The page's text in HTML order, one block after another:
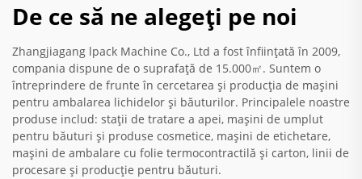
De ce să ne alegeți pe noi
Zhangjiagang lpack Machine Co., Ltd a fost înființată în 2009,
compania dispune de o suprafață de 15.000㎡. Suntem o
întreprindere de frunte în cercetarea și producția de mașini
pentru ambalarea lichidelor și băuturilor. Principalele noastre
produse includ: stații de tratare a apei, mașini de umplut
pentru băuturi și produse cosmetice, mașini de etichetare,
mașini de ambalare cu folie termocontractilă și carton, linii de
procesare și producție pentru băuturi.